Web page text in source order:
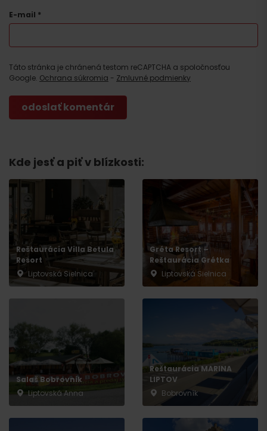
E-mail *
Táto stránka je chránená testom reCAPTCHA a spoločnosťou
Google. Ochrana súkromia - Zmluvné podmienky
Kde jesť a piť v blízkosti:
Reštaurácia Villa Betula
Resort
Liptovská Sielnica
Gréta Resort –
Reštaurácia Grétka
Liptovská Sielnica
Salaš Bobrovník
Liptovská Anna
Reštaurácia MARINA
LIPTOV
Bobrovník